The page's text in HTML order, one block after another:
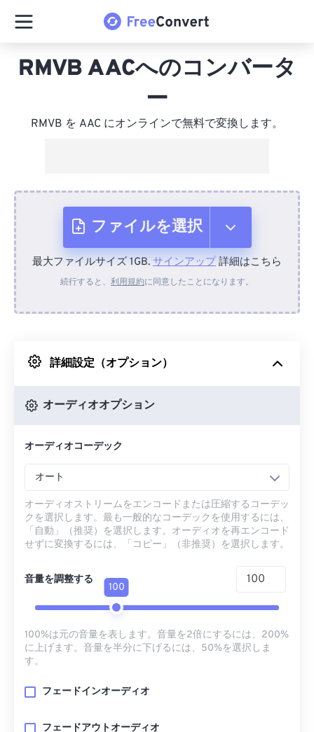
RMVB AACへのコンバータ
ー
RMVB を AAC にオンラインで無料で変換します。
ファイルを選択
デバイスから
Googleドライブから
最大ファイルサイズ 1GB. サインアップ詳細はこちら
続行すると、 利用規約に同意したことになります。
詳細設定（オプション）
オーディオオプション
オーディオコーデック
オート
オーディオストリームをエンコードまたは圧縮するコーデッ
クを選択します。最も一般的なコーデックを使用するには、
「自動」（推奨）を選択します。オーディオを再エンコード
せずに変換するには、「コピー」（非推奨）を選択します。
音量を調整する
100
100%は元の音量を表します。音量を2倍にするには、200%
に上げます。音量を半分に下げるには、50%を選択しま
す。
フェードインオーディオ
フェードアウトオーディオ